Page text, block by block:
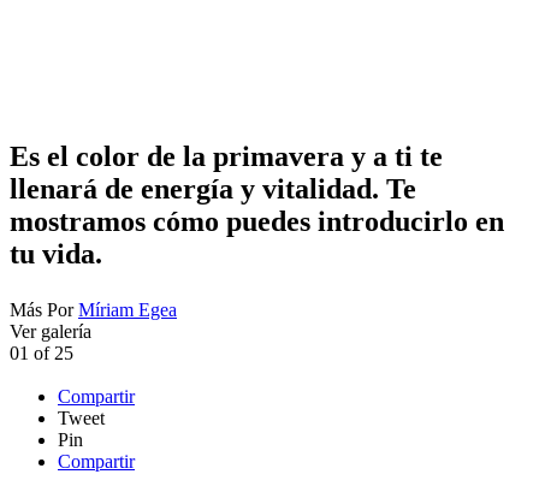
Es el color de la primavera y a ti te
llenará de energía y vitalidad. Te
mostramos cómo puedes introducirlo en
tu vida.
Más PorMíriam Egea
Ver galería
01 of 25
Compartir
Tweet
Pin
Compartir